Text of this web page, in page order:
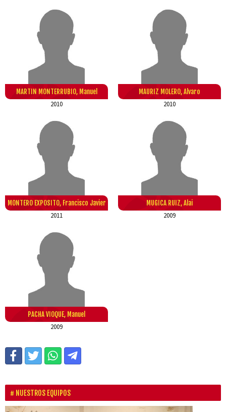
MARTIN MONTERRUBIO, Manuel
2010
MAURIZ MOLERO, Alvaro
2010
MONTERO EXPOSITO, Francisco Javier
2011
MUGICA RUIZ, Alai
2009
PACHA VIOQUE, Manuel
2009
NUESTROS EQUIPOS